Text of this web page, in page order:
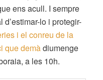
ens acull. I sempre
lo i protegir-
i el conreu de la
que demàdiumenge
a les 10h.